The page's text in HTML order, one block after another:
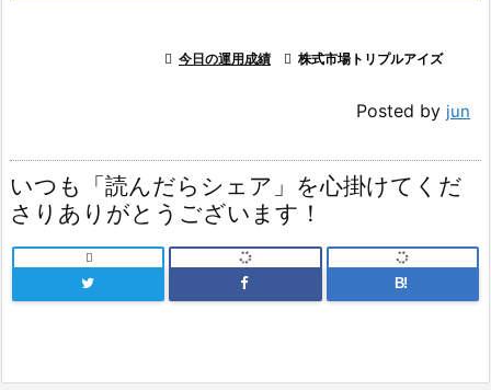
 今日の運用成績  株式市場トリプルアイズ
Posted by jun
いつも「読んだらシェア」を心掛けてくだ
さりありがとうございます！

B!